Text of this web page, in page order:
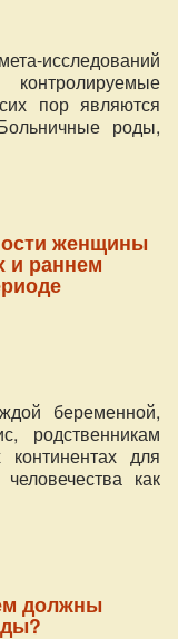
исследований
пор являются
роды,
женщины
и раннем
беременной,
родственникам
для
как
должны